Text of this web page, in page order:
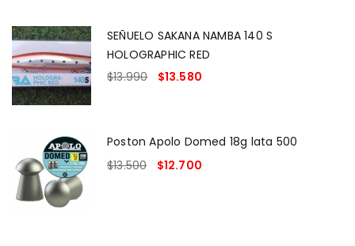
SEÑUELO SAKANA NAMBA 140 S
HOLOGRAPHIC RED
$13.990 $13.580
Poston Apolo Domed 18g lata 500
$13.500 $12.700